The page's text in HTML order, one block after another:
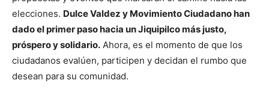
elecciones. Dulce Valdez y Movimiento Ciudadano han
dado el primer paso hacia un Jiquipilco más justo,
próspero y solidario. Ahora, es el momento de que los
ciudadanos evalúen, participen y decidan el rumbo que
desean para su comunidad.